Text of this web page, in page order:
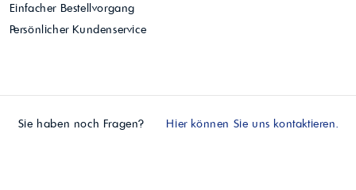
Einfacher Bestellvorgang
Persönlicher Kundenservice
Sie haben noch Fragen? Hier können Sie uns kontaktieren.